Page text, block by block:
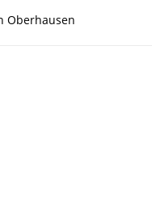
Oberhausen